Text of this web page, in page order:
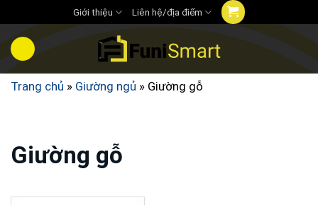
đến
nội
dung
Giới thiệu Liên hệ/địa điểm
Trang chủ » Giường ngủ » Giường gỗ
Giường gỗ